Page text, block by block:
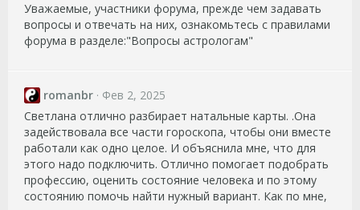
Уважаемые, участники форума, прежде чем задавать
вопросы и отвечать на них, ознакомьтесь с правилами
форума в разделе:"Вопросы астрологам"
romanbr
Фев 2, 2025
Светлана отлично разбирает натальные карты. .Она
задействовала все части гороскопа, чтобы они вместе
работали как одно целое. И объяснила мне, что для
этого надо подключить. Отлично помогает подобрать
профессию, оценить состояние человека и по этому
состоянию помочь найти нужный вариант. Как по мне,